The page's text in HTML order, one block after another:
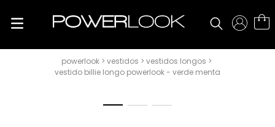
vestidos
vestidos longos
vestido billie longo powerlook - verde menta